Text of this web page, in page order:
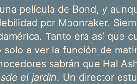
película de Bond, y
por Moonraker.
Tanto era así que
solo a ver la función de
sabrán que Hal
el jardín. Un director